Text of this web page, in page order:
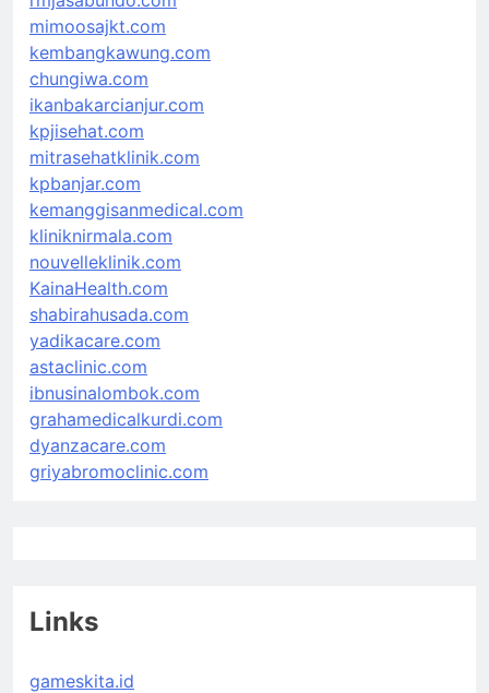
mimoosajkt.com
kembangkawung.com
chungiwa.com
ikanbakarcianjur.com
kpjisehat.com
mitrasehatklinik.com
kpbanjar.com
kemanggisanmedical.com
kliniknirmala.com
nouvelleklinik.com
KainaHealth.com
shabirahusada.com
yadikacare.com
astaclinic.com
ibnusinalombok.com
grahamedicalkurdi.com
dyanzacare.com
griyabromoclinic.com
Links
gameskita.id